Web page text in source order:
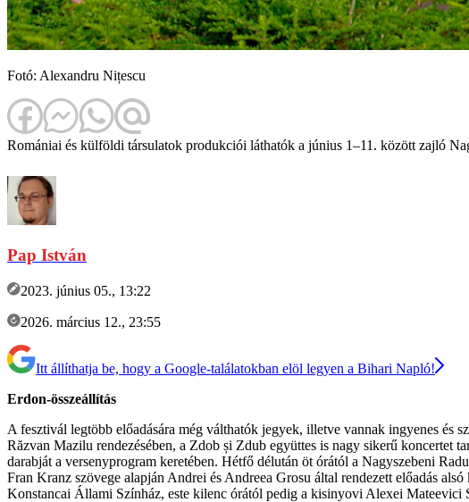
Fotó: Alexandru Nițescu
Romániai és külföldi társulatok produkciói láthatók a június 1–11. között zajló
Pap István
2023. június 05., 13:22
2026. március 12., 23:55
Itt állíthatja be, hogy a Google-találatokban elöl legyen a Bihari Napló!
Erdon-összeállítás
A fesztivál legtöbb előadására még válthatók jegyek, illetve vannak ingyenes és
Răzvan Mazilu rendezésében, a Zdob și Zdub együttes is nagy sikerű koncertet
darabját a versenyprogram keretében. Hétfő délután öt órától a Nagyszebeni
Fran Kranz szövege alapján Andrei és Andreea Grosu által rendezett előadás
Konstancai Állami Színház, este kilenc órától pedig a kisinyovi Alexei Mateevici